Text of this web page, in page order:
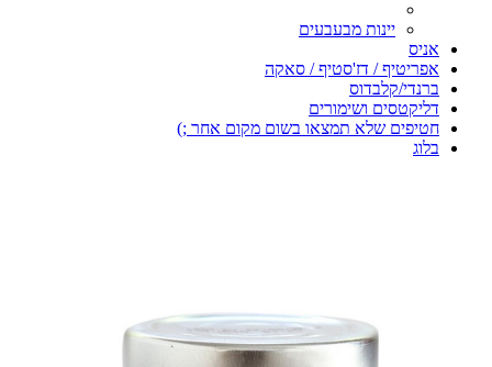
יינות מבעבעים
אניס
אפריטיף / דז'סטיף / סאקה
ברנדי/קלבדוס
דליקטסים ושימורים
חטיפים שלא תמצאו בשום מקום אחר ;)
בלוג